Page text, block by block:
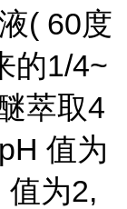
( 60度
的1/4~
萃取4
值为
值为2,